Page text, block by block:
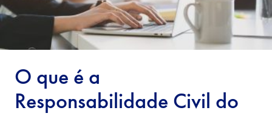
O que é a
Responsabilidade Civil do